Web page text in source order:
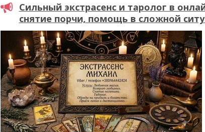
Сильный экстрасенс и таролог в
снятие порчи, помощь в сложной